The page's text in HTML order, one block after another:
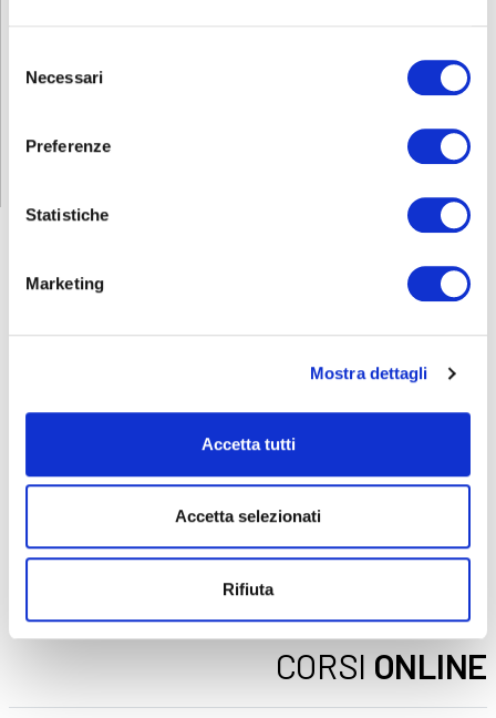
delNecessari
Preferenze
Statistiche
Marketing
Mostra dettagli
Accetta tutti
Accetta selezionati
Rifiuta
Seleziona e filtra per:
DOPO LA TERZA MEDIA
Seleziona e filtra per:
CORSI ONLINE